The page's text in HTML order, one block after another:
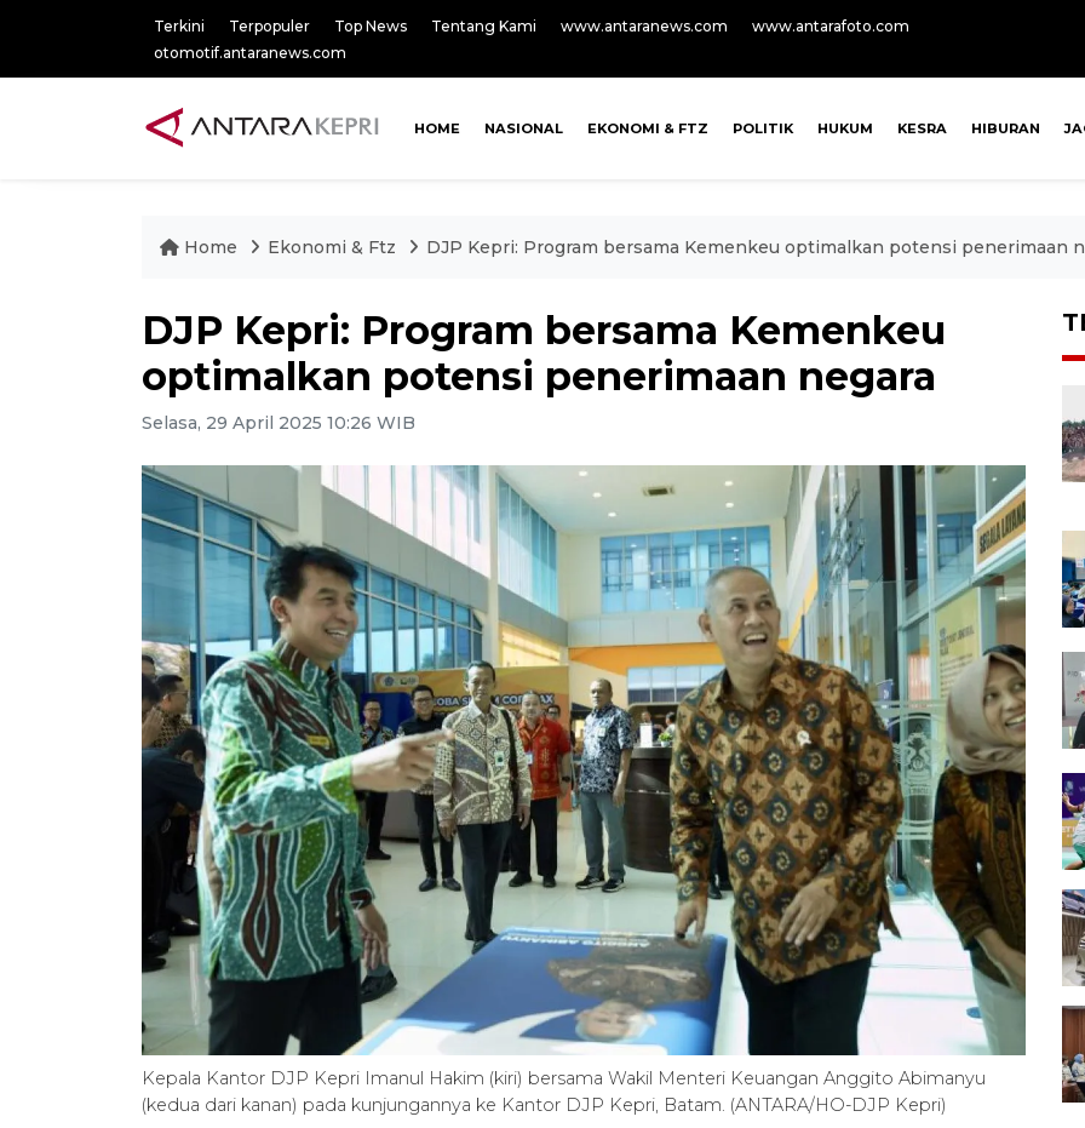
Terkini Terpopuler Top News Tentang Kami www.antaranews.com
www.antarafoto.com
otomotif.antaranews.com
HOME NASIONAL EKONOMI & FTZ POLITIK HUKUM KESRA HIBURAN
Home Ekonomi & Ftz DJP Kepri: Program bersama Kemenkeu optimalkan potensi penerimaan
DJP Kepri: Program bersama Kemenkeu
optimalkan potensi penerimaan negara
Selasa, 29 April 2025 10:26 WIB
Kepala Kantor DJP Kepri Imanul Hakim (kiri) bersama Wakil Menteri Keuangan Anggito Abimanyu
(kedua dari kanan) pada kunjungannya ke Kantor DJP Kepri, Batam. (ANTARA/HO-DJP Kepri)